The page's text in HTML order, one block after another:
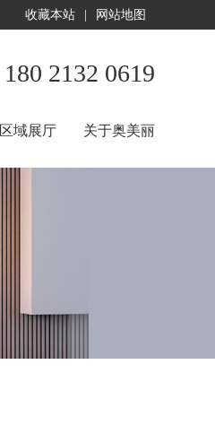
收藏本站 网站地图
180 2132 0619
关于奥美丽
区域展厅